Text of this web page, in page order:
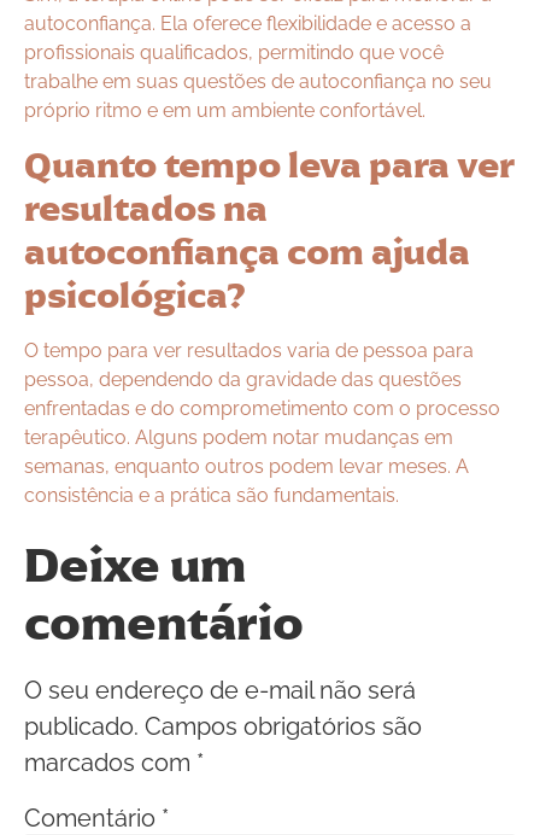
autoconfiança. Ela oferece flexibilidade e acesso a
profissionais qualificados, permitindo que você
trabalhe em suas questões de autoconfiança no seu
próprio ritmo e em um ambiente confortável.
Quanto tempo leva para ver
resultados na
autoconfiança com ajuda
psicológica?
O tempo para ver resultados varia de pessoa para
pessoa, dependendo da gravidade das questões
enfrentadas e do comprometimento com o processo
terapêutico. Alguns podem notar mudanças em
semanas, enquanto outros podem levar meses. A
consistência e a prática são fundamentais.
Deixe um
comentário
O seu endereço de e-mail não será
publicado. Campos obrigatórios são
marcados com *
Comentário *